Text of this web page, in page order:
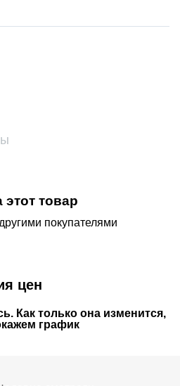
товар
покупателями
цен
Как только она изменится,
график